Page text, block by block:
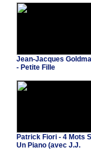
Jean-Jacques
- Petite Fille
Patrick Fiori - 4 Mots
Un Piano (avec J.J.